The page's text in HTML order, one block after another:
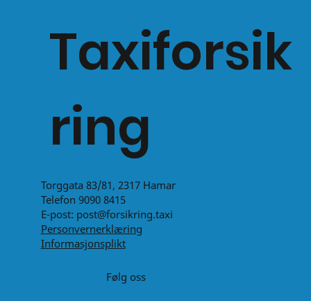
Taxiforsik
ring
Torggata 83/81, 2317 Hamar
Telefon 9090 8415
E-post: post@forsikring.taxi
Personvernerklæring
Informasjonsplikt
Følg oss